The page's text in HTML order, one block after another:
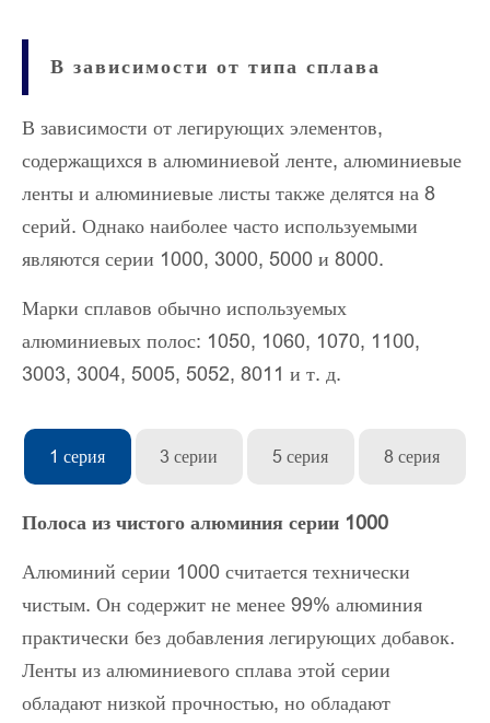
В зависимости от типа сплава
В зависимости от легирующих элементов,
содержащихся в алюминиевой ленте, алюминиевые
ленты и алюминиевые листы также делятся на 8
серий. Однако наиболее часто используемыми
являются серии 1000, 3000, 5000 и 8000.
Марки сплавов обычно используемых
алюминиевых полос: 1050, 1060, 1070, 1100,
3003, 3004, 5005, 5052, 8011 и т. д.
1 серия 3 серии 5 серия 8 серия
Полоса из чистого алюминия серии 1000
Алюминий серии 1000 считается технически
чистым. Он содержит не менее 99% алюминия
практически без добавления легирующих добавок.
Ленты из алюминиевого сплава этой серии
обладают низкой прочностью, но обладают